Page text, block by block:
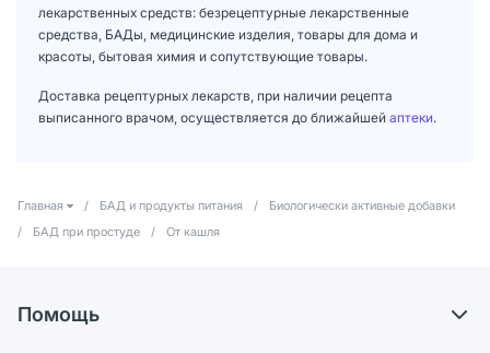
лекарственных средств: безрецептурные лекарственные
средства, БАДы, медицинские изделия, товары для дома и
красоты, бытовая химия и сопутствующие товары.
Доставка рецептурных лекарств, при наличии рецепта
выписанного врачом, осуществляется до ближайшей аптеки.
Главная / БАД и продукты питания /
Биологически активные добавки
/
БАД при простуде / От кашля
Помощь